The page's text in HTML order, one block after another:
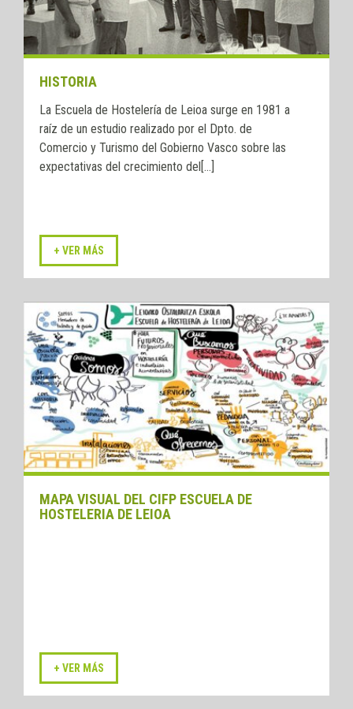
HISTORIA
La Escuela de Hostelería de Leioa surge en 1981 a
raíz de un estudio realizado por el Dpto. de
Comercio y Turismo del Gobierno Vasco sobre las
expectativas del crecimiento del[...]
MAPA VISUAL DEL CIFP ESCUELA DE
HOSTELERIA DE LEIOA